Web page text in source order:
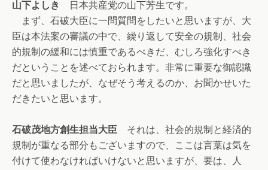
山下よしき
日本共産党の山下芳生です。
まず、石破大臣に一問質問をしたいと思いますが、大
臣は本法案の審議の中で、繰り返して安全の規制、社会
的規制の緩和には慎重であるべきだ、むしろ強化すべき
だということを述べておられます。非常に重要な御認識
だと思いましたが、なぜそう考えるのか、お聞かせいた
だきたいと思います。
石破茂地方創生担当大臣 それは、社会的規制と経済的
規制が重なる部分もございますので、ここは言葉は気を
付けて使わなければいけないと思いますが、要は、人